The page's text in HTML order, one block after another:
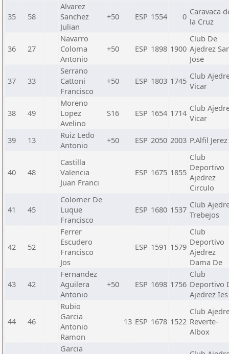
35 58
Alvarez
Sanchez
Julian
+50 ESP 1554 0 Caravaca
la Cruz
36 27
Navarro
Coloma
Antonio
+50 ESP 1898 1900
Club De
Ajedrez
Jose
37 33
Serrano
Cattoni
Francisco
+50 ESP 1803 1745 Club
Vicar
38 49
Moreno
Lopez
Avelino
S16 ESP 1654 1714 Club
Vicar
39 13
Ruiz Ledo
Antonio
+50 ESP 2050 2003 P.Alfil Jerez
40 48
Castilla
Valencia
Juan Franci
ESP 1675 1855
Club
Deportivo
Ajedrez
Circulo
41 45
Colomer De
Luque
Francisco
ESP 1680 1537 Club
Trebejos
42 52
Ferrer
Escudero
Francisco
Jos
ESP 1591 1579
Club
Deportivo
Ajedrez
Dama De
43 42
Fernandez
Aguilera
Antonio
+50 ESP 1698 1756
Club
Deportivo
Ajedrez Ies
44 46
Rubio
Garcia
Antonio
Ramon
13 ESP 1678 1522
Club
Reverte-
Albox
Garcia